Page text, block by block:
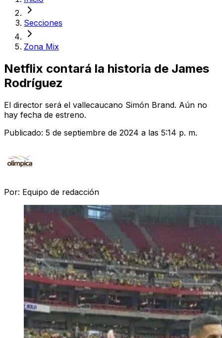
Secciones
Zona Mix
Netflix contará la historia de James
Rodríguez
El director será el vallecaucano Simón Brand. Aún no
hay fecha de estreno.
Publicado: 5 de septiembre de 2024 a las 5:14 p. m.
Por: Equipo de redacción